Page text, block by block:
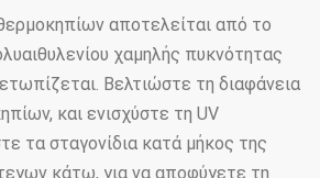
αποτελείται από το
χαμηλής πυκνότητας
Βελτιώστε τη διαφάνεια
και ενισχύστε τη UV
τα σταγονίδια κατά μήκος της
κάτω, για να αποφύγετε τη